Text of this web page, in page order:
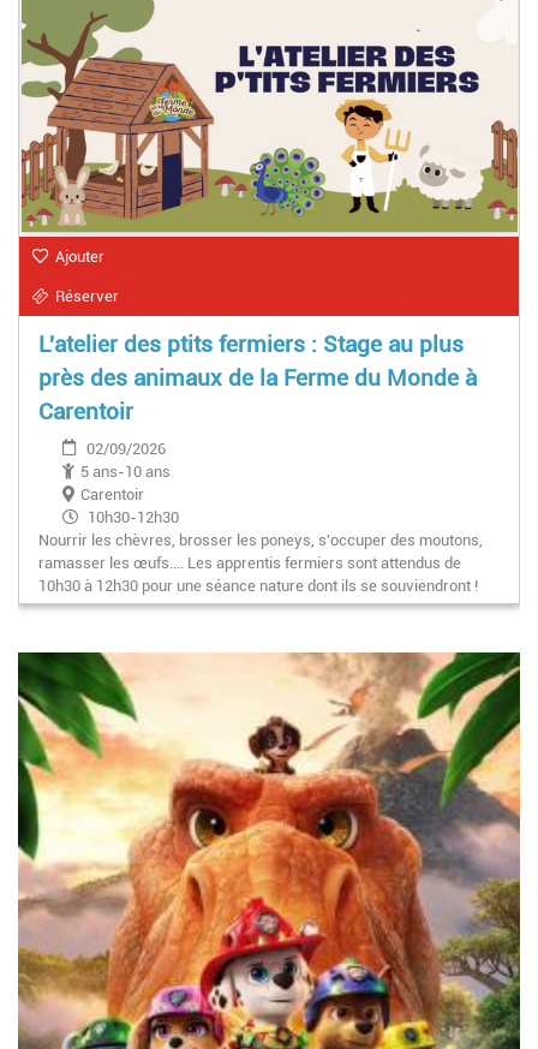
Ajouter
Réserver
L'atelier des ptits fermiers : Stage au plus
près des animaux de la Ferme du Monde à
Carentoir
02/09/2026
5 ans-10 ans
Carentoir
10h30-12h30
Nourrir les chèvres, brosser les poneys, s'occuper des moutons,
ramasser les œufs.... Les apprentis fermiers sont attendus de
10h30 à 12h30 pour une séance nature dont ils se souviendront !